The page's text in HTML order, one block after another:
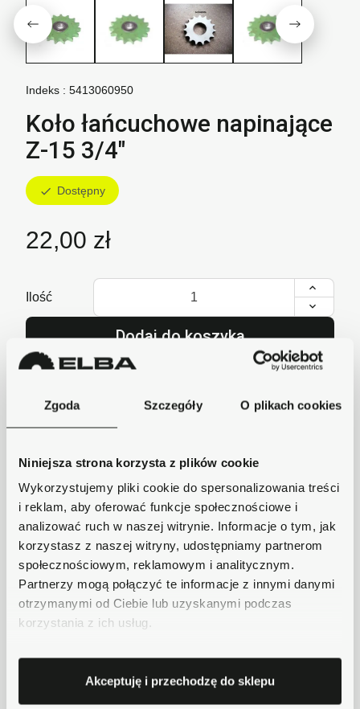
Zgoda Szczegóły O plikach cookies
Niniejsza strona korzysta z plików cookie
Wykorzystujemy pliki cookie do spersonalizowania treści
i reklam, aby oferować funkcje społecznościowe i
analizować ruch w naszej witrynie. Informacje o tym, jak
korzystasz z naszej witryny, udostępniamy partnerom
społecznościowym, reklamowym i analitycznym.
Partnerzy mogą połączyć te informacje z innymi danymi
otrzymanymi od Ciebie lub uzyskanymi podczas
korzystania z ich usług.
Akceptuję i przechodzę do sklepu
Indeks : 5413060950
Koło łańcuchowe napinające
Z-15 3/4"
check Dostępny
22,00 zł
Ilość
Dodaj do koszyka
+48 62 733 86 11
Szybka wysyłka
Zamówienia wysyłamy w ciągu 1-2 dni, koszt
dostawy już od 18zł.
Bezpieczne płatności
Płatności obsługuje Przelewy24 - największy
operator płatności online w Polsce.
Masz pytania dotyczące produktu?
Zadzwoń do nas 62 733 86 11 lub napisz e-
mail. Chętnie pomożemy!
Krótki opis